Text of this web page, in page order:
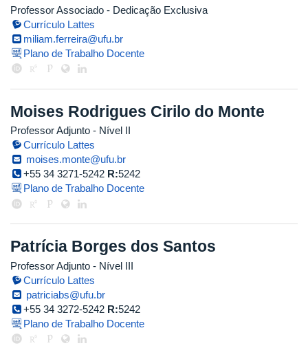
Professor Associado - Dedicação Exclusiva
Currículo Lattes
miliam.ferreira@ufu.br
Plano de Trabalho Docente
Moises Rodrigues Cirilo do Monte
Professor Adjunto - Nível II
Currículo Lattes
moises.monte@ufu.br
+55 34 3271-5242 R:5242
Plano de Trabalho Docente
Patrícia Borges dos Santos
Professor Adjunto - Nível III
Currículo Lattes
patriciabs@ufu.br
+55 34 3272-5242 R:5242
Plano de Trabalho Docente